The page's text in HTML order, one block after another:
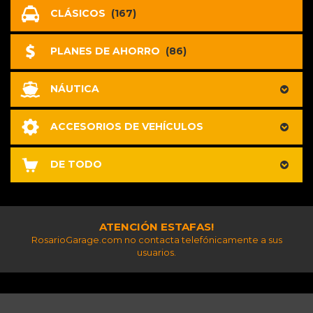
CLÁSICOS (167)
PLANES DE AHORRO (86)
NÁUTICA
ACCESORIOS DE VEHÍCULOS
DE TODO
ATENCIÓN ESTAFAS!
RosarioGarage.com no contacta telefónicamente a sus
usuarios.